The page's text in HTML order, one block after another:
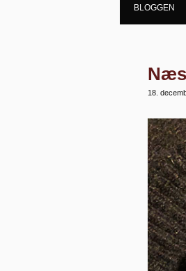
BLOGGEN
18.